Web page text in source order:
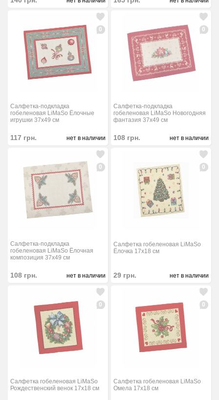
0
Салфетка-подкладка
гобеленовая LiMaSo Ёлочные
игрушки 37x49 см
117 грн. нет в наличии
0
Салфетка-подкладка
гобеленовая LiMaSo Новогодняя
фантазия 37x49 см
108 грн. нет в наличии
0
Салфетка-подкладка
гобеленовая LiMaSo Ёлочная
композиция 37x49 см
108 грн. нет в наличии
0
Салфетка гобеленовая LiMaSo
Ёлочка 17x18 см
29 грн. нет в наличии
0
Салфетка гобеленовая LiMaSo
Рождественский венок 17x18 см
0
Салфетка гобеленовая LiMaSo
Омела 17x18 см